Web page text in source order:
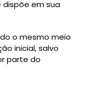
dispõe em sua
o mesmo meio
inicial, salvo
parte do